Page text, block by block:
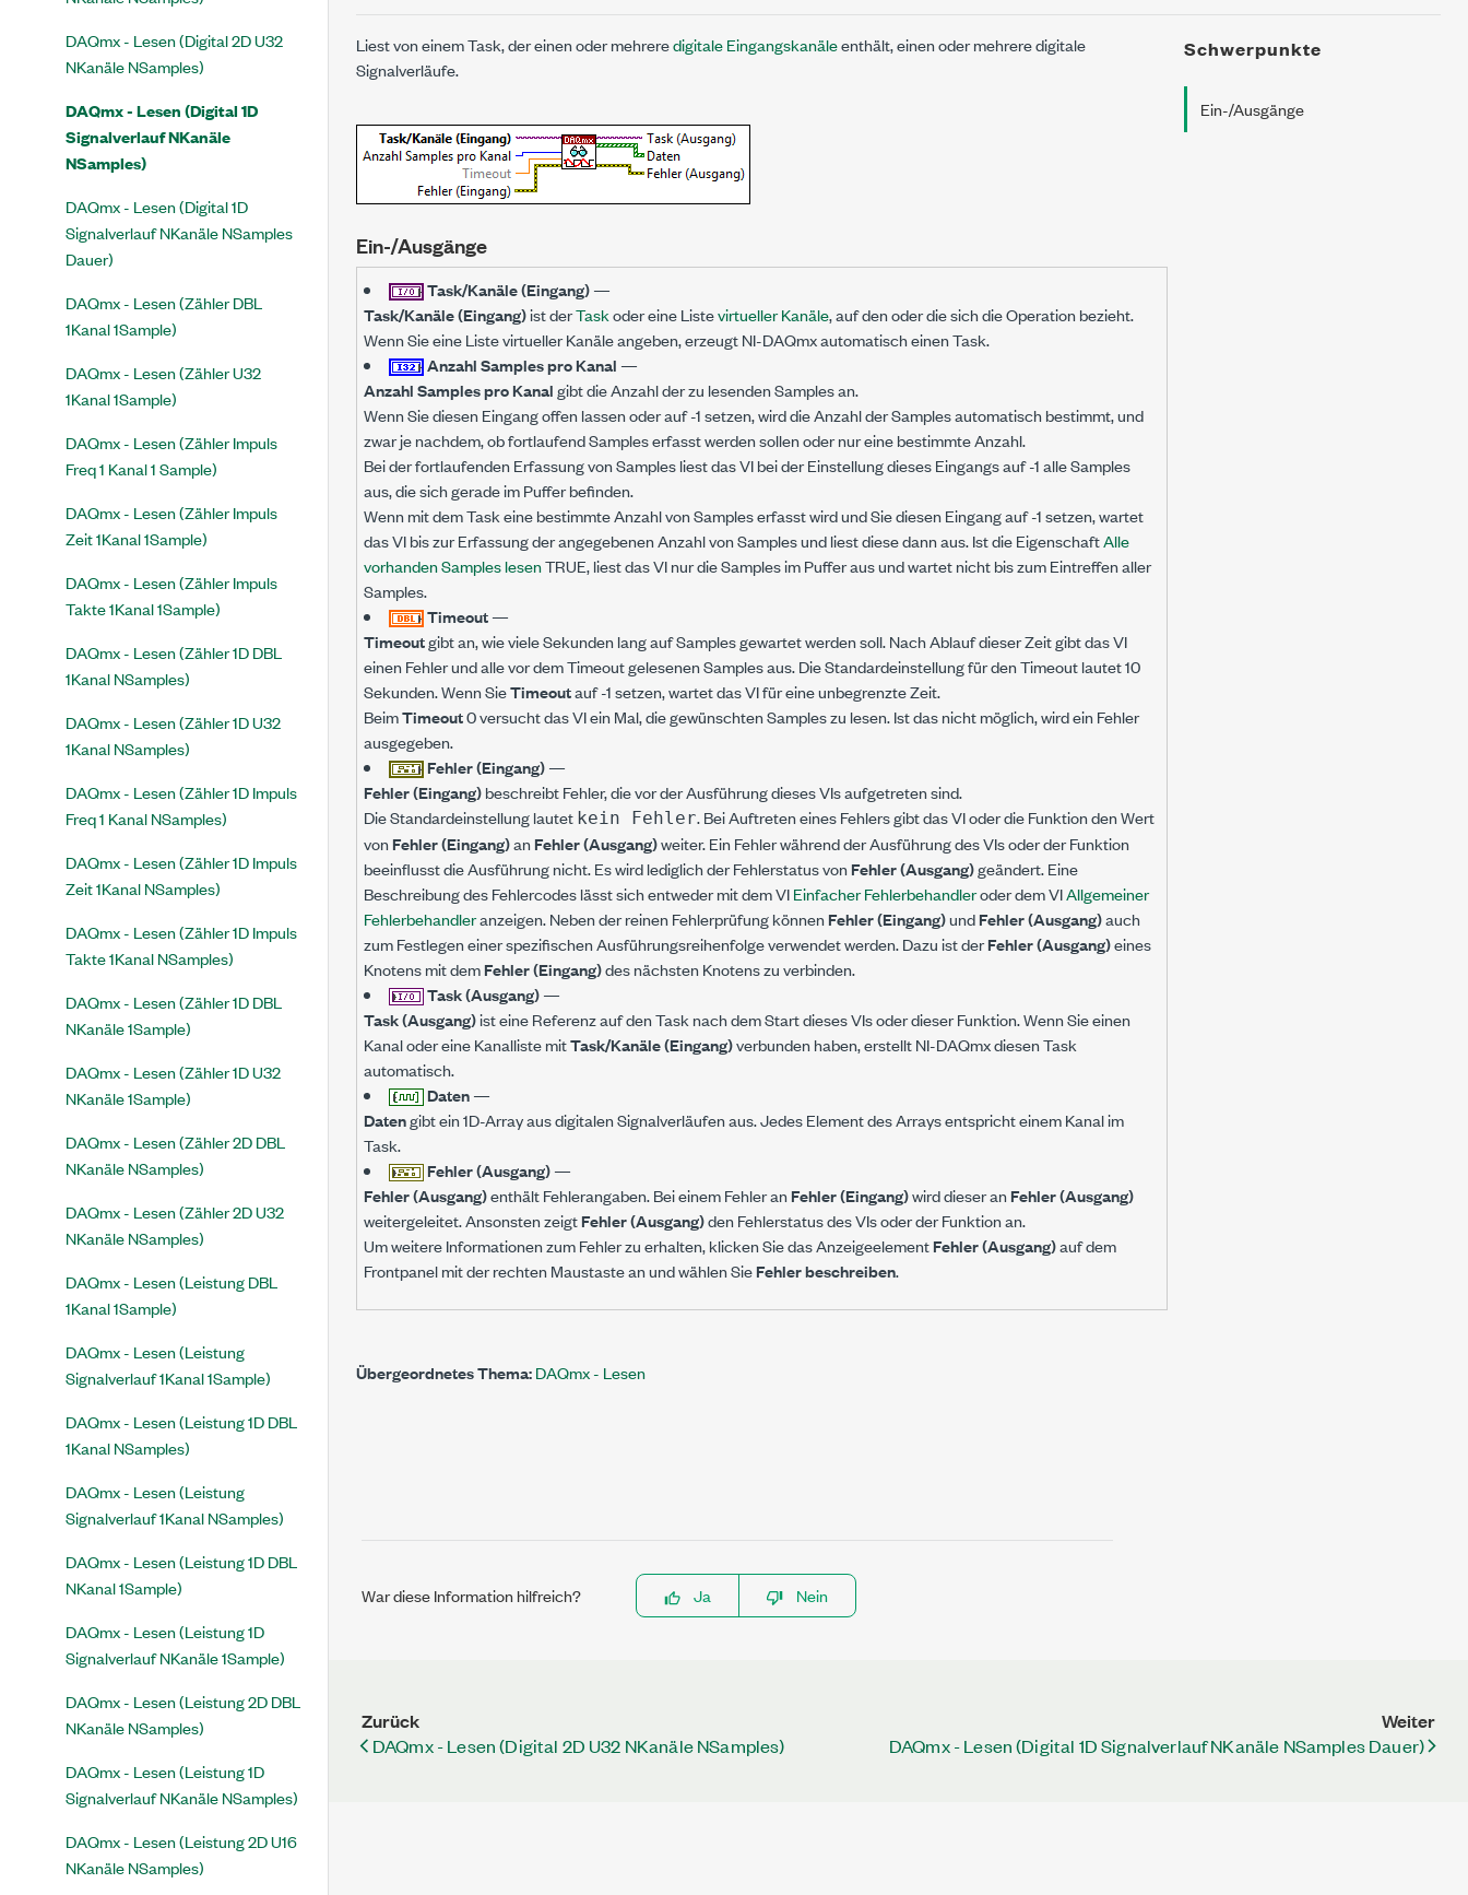
DAQmx - Lesen (Digital 2D U32
NKanäle NSamples)
DAQmx - Lesen (Digital 1D
Signalverlauf NKanäle
NSamples)
DAQmx - Lesen (Digital 1D
Signalverlauf NKanäle NSamples
Dauer)
DAQmx - Lesen (Zähler DBL
1Kanal 1Sample)
DAQmx - Lesen (Zähler U32
1Kanal 1Sample)
DAQmx - Lesen (Zähler Impuls
Freq 1 Kanal 1 Sample)
DAQmx - Lesen (Zähler Impuls
Zeit 1Kanal 1Sample)
DAQmx - Lesen (Zähler Impuls
Takte 1Kanal 1Sample)
DAQmx - Lesen (Zähler 1D DBL
1Kanal NSamples)
DAQmx - Lesen (Zähler 1D U32
1Kanal NSamples)
DAQmx - Lesen (Zähler 1D Impuls
Freq 1 Kanal NSamples)
DAQmx - Lesen (Zähler 1D Impuls
Zeit 1Kanal NSamples)
DAQmx - Lesen (Zähler 1D Impuls
Takte 1Kanal NSamples)
DAQmx - Lesen (Zähler 1D DBL
NKanäle 1Sample)
DAQmx - Lesen (Zähler 1D U32
NKanäle 1Sample)
DAQmx - Lesen (Zähler 2D DBL
NKanäle NSamples)
DAQmx - Lesen (Zähler 2D U32
NKanäle NSamples)
DAQmx - Lesen (Leistung DBL
1Kanal 1Sample)
DAQmx - Lesen (Leistung
Signalverlauf 1Kanal 1Sample)
DAQmx - Lesen (Leistung 1D DBL
1Kanal NSamples)
DAQmx - Lesen (Leistung
Signalverlauf 1Kanal NSamples)
DAQmx - Lesen (Leistung 1D DBL
NKanal 1Sample)
DAQmx - Lesen (Leistung 1D
Signalverlauf NKanäle 1Sample)
DAQmx - Lesen (Leistung 2D DBL
NKanäle NSamples)
DAQmx - Lesen (Leistung 1D
Signalverlauf NKanäle NSamples)
DAQmx - Lesen (Leistung 2D U16
NKanäle NSamples)
Liest von einem Task, der einen oder mehreredigitale Eingangskanäleenthält, einen oder mehrere digitale
Signalverläufe.
Ein-/Ausgänge
Task/Kanäle (Eingang)—
Task/Kanäle (Eingang)ist derTaskoder eine Listevirtueller Kanäle, auf den oder die sich die Operation bezieht.
Wenn Sie eine Liste virtueller Kanäle angeben, erzeugt NI-DAQmx automatisch einen Task.
Anzahl Samples pro Kanal —
Anzahl Samples pro Kanalgibt die Anzahl der zu lesenden Samples an.
Wenn Sie diesen Eingang offen lassen oder auf -1 setzen, wird die Anzahl der Samples automatisch bestimmt, und
zwar je nachdem, ob fortlaufend Samples erfasst werden sollen oder nur eine bestimmte Anzahl.
Bei der fortlaufenden Erfassung von Samples liest das VI bei der Einstellung dieses Eingangs auf -1 alle Samples
aus, die sich gerade im Puffer befinden.
Wenn mit dem Task eine bestimmte Anzahl von Samples erfasst wird und Sie diesen Eingang auf -1 setzen, wartet
das VI bis zur Erfassung der angegebenen Anzahl von Samples und liest diese dann aus. Ist die EigenschaftAlle
vorhanden Samples lesenTRUE, liest das VI nur die Samples im Puffer aus und wartet nicht bis zum Eintreffen aller
Samples.
Timeout—
Timeoutgibt an, wie viele Sekunden lang auf Samples gewartet werden soll. Nach Ablauf dieser Zeit gibt das VI
einen Fehler und alle vor dem Timeout gelesenen Samples aus. Die Standardeinstellung für den Timeout lautet 10
Sekunden. Wenn SieTimeoutauf -1 setzen, wartet das VI für eine unbegrenzte Zeit.
BeimTimeout0 versucht das VI ein Mal, die gewünschten Samples zu lesen. Ist das nicht möglich, wird ein Fehler
ausgegeben.
Fehler (Eingang)—
Fehler (Eingang)beschreibt Fehler, die vor der Ausführung dieses VIs aufgetreten sind.
Die Standardeinstellung lautet kein Fehler. Bei Auftreten eines Fehlers gibt das VI oder die Funktion den Wert
vonFehler (Eingang)anFehler (Ausgang)weiter. Ein Fehler während der Ausführung des VIs oder der Funktion
beeinflusst die Ausführung nicht. Es wird lediglich der Fehlerstatus vonFehler (Ausgang)geändert. Eine
Beschreibung des Fehlercodes lässt sich entweder mit dem VIEinfacher Fehlerbehandleroder dem VIAllgemeiner
Fehlerbehandleranzeigen. Neben der reinen Fehlerprüfung könnenFehler (Eingang)undFehler (Ausgang)auch
zum Festlegen einer spezifischen Ausführungsreihenfolge verwendet werden. Dazu ist derFehler (Ausgang)eines
Knotens mit demFehler (Eingang)des nächsten Knotens zu verbinden.
Task (Ausgang)—
Task (Ausgang)ist eine Referenz auf den Task nach dem Start dieses VIs oder dieser Funktion. Wenn Sie einen
Kanal oder eine Kanalliste mitTask/Kanäle (Eingang)verbunden haben, erstellt NI-DAQmx diesen Task
automatisch.
Daten—
Datengibt ein 1D-Array aus digitalen Signalverläufen aus. Jedes Element des Arrays entspricht einem Kanal im
Task.
Fehler (Ausgang)—
Fehler (Ausgang)enthält Fehlerangaben. Bei einem Fehler anFehler (Eingang)wird dieser anFehler (Ausgang)
weitergeleitet. Ansonsten zeigtFehler (Ausgang)den Fehlerstatus des VIs oder der Funktion an.
Um weitere Informationen zum Fehler zu erhalten, klicken Sie das AnzeigeelementFehler (Ausgang)auf dem
Frontpanel mit der rechten Maustaste an und wählen SieFehler beschreiben.
Übergeordnetes Thema:DAQmx - Lesen
Schwerpunkte
Ein-/Ausgänge
War diese Information hilfreich? Ja Nein
Zurück
DAQmx - Lesen (Digital 2D U32 NKanäle NSamples)
Weiter
DAQmx - Lesen (Digital 1D Signalverlauf NKanäle NSamples Dauer)